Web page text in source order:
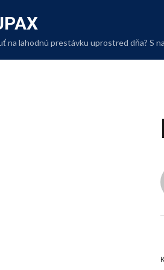
na lahodnú prestávku uprostred dňa? S